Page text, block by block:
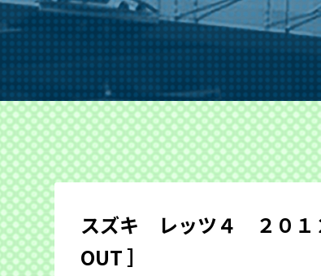
スズキ レッツ４ ２０
OUT ］